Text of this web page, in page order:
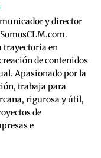
y director
trayectoria en
de contenidos
Apasionado por la
trabaja para
rigurosa y útil,
de
e